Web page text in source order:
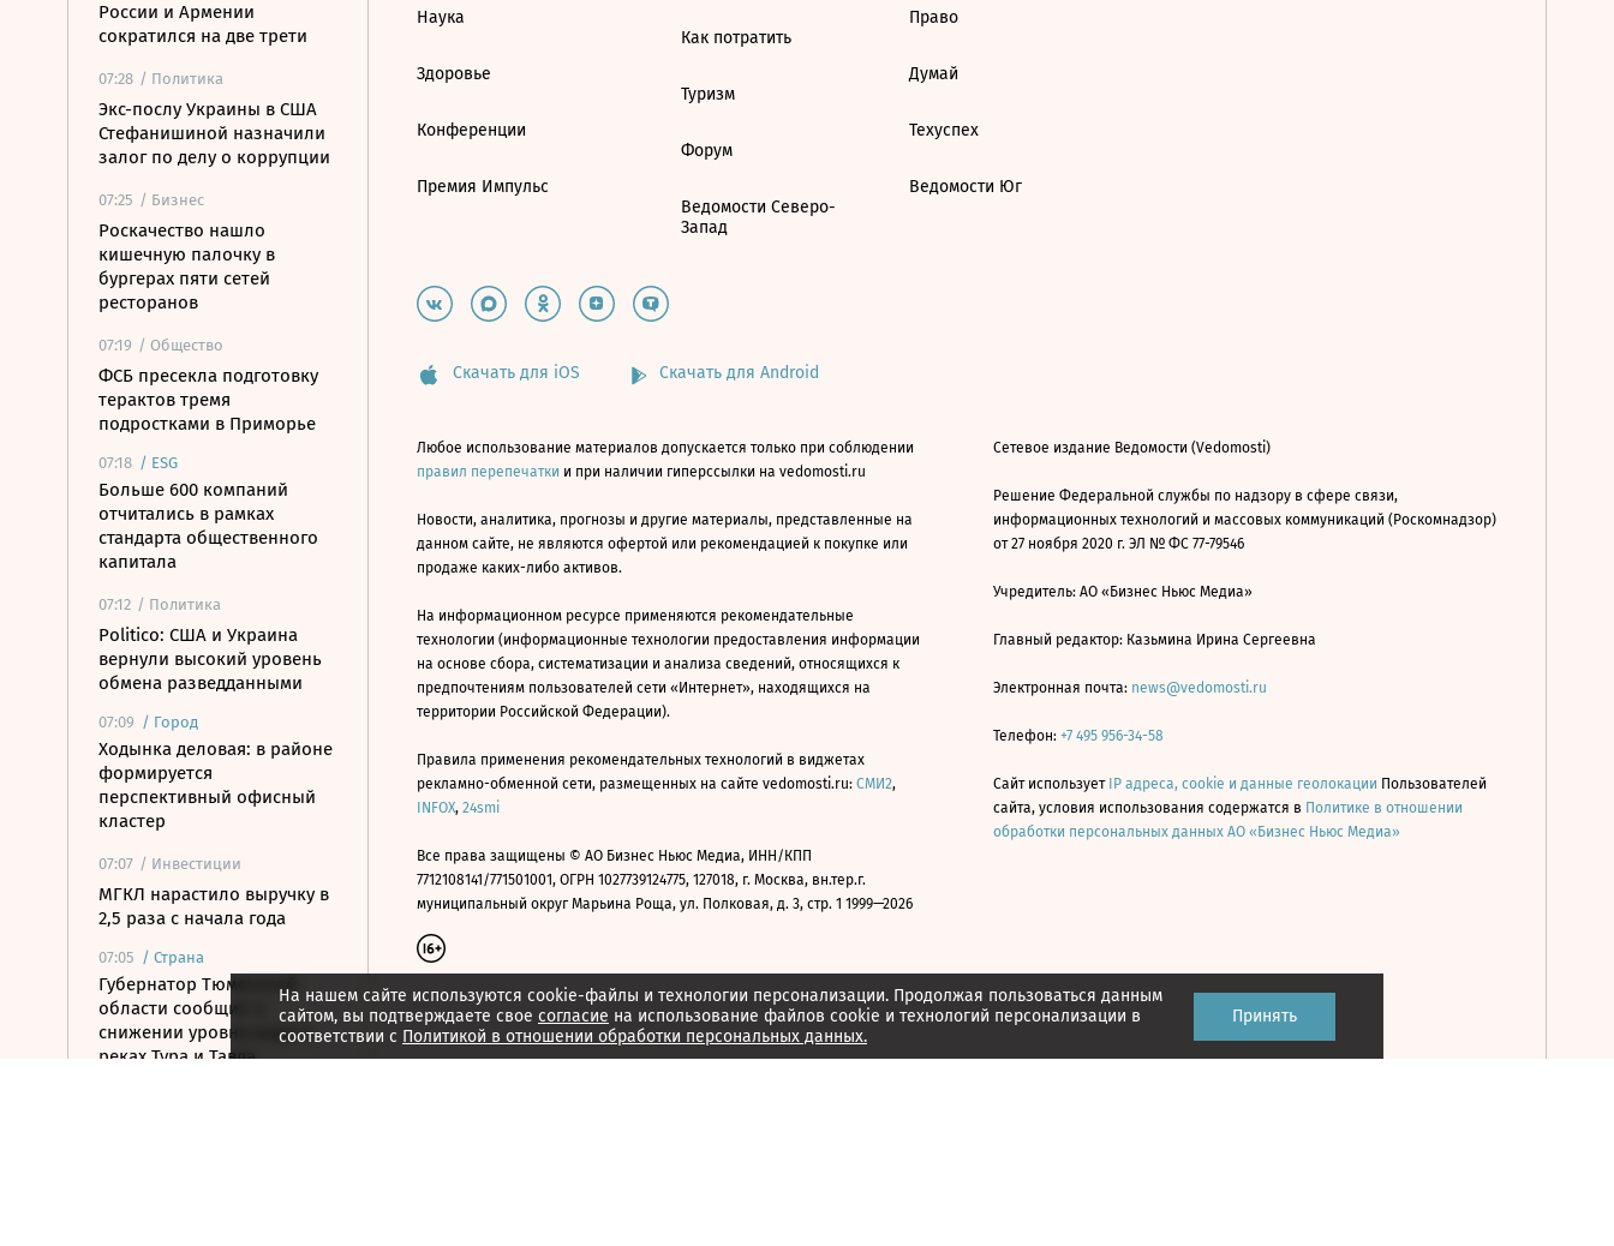
России и Армении
сократился на две трети
07:28 / Политика
Экс-послу Украины в США
Стефанишиной назначили
залог по делу о коррупции
07:25 / Бизнес
Роскачество нашло
кишечную палочку в
бургерах пяти сетей
ресторанов
07:19 / Общество
ФСБ пресекла подготовку
терактов тремя
подростками в Приморье
07:18 / ESG
Больше 600 компаний
отчитались в рамках
стандарта общественного
капитала
07:12 / Политика
Politico: США и Украина
вернули высокий уровень
обмена разведданными
07:09 / Город
Ходынка деловая: в районе
формируется
перспективный офисный
кластер
07:07 / Инвестиции
МГКЛ нарастило выручку в
2,5 раза с начала года
07:05 / Страна
Губернатор Тюменской
области сообщил о
снижении уровня воды в
реках Тура и Тавда
На нашем сайте используются cookie-файлы и технологии персонализации. Продолжая пользоваться данным
сайтом, вы подтверждаете свое согласие на использование файлов cookie и технологий персонализации в
соответствии с Политикой в отношении обработки персональных данных.
Принять
Наука
Здоровье
Конференции
Премия Импульс
Как потратить
Туризм
Форум
Ведомости Северо-
Запад
Право
Думай
Техуспех
Ведомости Юг
Скачать для iOS Скачать для Android
Любое использование материалов допускается только при соблюдении
правил перепечатки и при наличии гиперссылки на vedomosti.ru
Новости, аналитика, прогнозы и другие материалы, представленные на
данном сайте, не являются офертой или рекомендацией к покупке или
продаже каких-либо активов.
На информационном ресурсе применяются рекомендательные
технологии (информационные технологии предоставления информации
на основе сбора, систематизации и анализа сведений, относящихся к
предпочтениям пользователей сети «Интернет», находящихся на
территории Российской Федерации).
Правила применения рекомендательных технологий в виджетах
рекламно-обменной сети, размещенных на сайте vedomosti.ru: СМИ2,
INFOX, 24smi
Все права защищены © АО Бизнес Ньюс Медиа, ИНН/КПП
7712108141/771501001, ОГРН 1027739124775, 127018, г. Москва, вн.тер.г.
муниципальный округ Марьина Роща, ул. Полковая, д. 3, стр. 1 1999—2026
Сетевое издание Ведомости (Vedomosti)
Решение Федеральной службы по надзору в сфере связи,
информационных технологий и массовых коммуникаций (Роскомнадзор)
от 27 ноября 2020 г. ЭЛ № ФС 77-79546
Учредитель: АО «Бизнес Ньюс Медиа»
Главный редактор: Казьмина Ирина Сергеевна
Электронная почта: news@vedomosti.ru
Телефон: +7 495 956-34-58
Сайт использует IP адреса, cookie и данные геолокации Пользователей
сайта, условия использования содержатся в Политике в отношении
обработки персональных данных АО «Бизнес Ньюс Медиа»